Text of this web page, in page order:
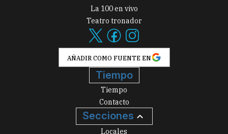
La 100 en vivo
Teatro tronador
AÑADIR COMO FUENTE EN
Tiempo
Tiempo
Contacto
Secciones
Locales